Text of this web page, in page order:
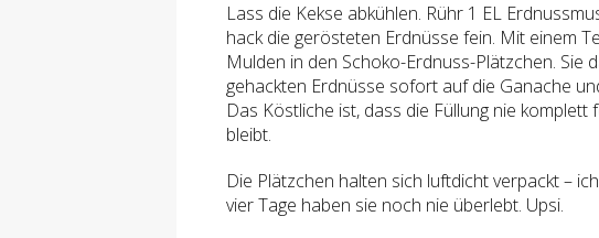
Lass die Kekse abkühlen. Rühr 1 EL
hack die gerösteten Erdnüsse fein. Mit einem
Mulden in den Schoko-Erdnuss-Plätzchen. Sie
gehackten Erdnüsse sofort auf die Ganache
Das Köstliche ist, dass die Füllung nie
bleibt.
Die Plätzchen halten sich luftdicht verpackt –
vier Tage haben sie noch nie überlebt. Upsi.